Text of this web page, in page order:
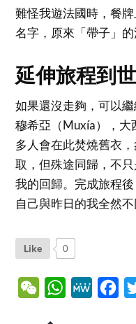
難怪我遊法國時，餐
名字，原來「帶子」的
延伸旅程到
如果還沒走夠，可以
穆希亞（Muxía），大
多人會在此焚燒舊衣
取，但殊途同歸，不
我的回歸。完成旅程
自己與昨日的我全然不
Like 0
WeChatWhatsApp
MeWe